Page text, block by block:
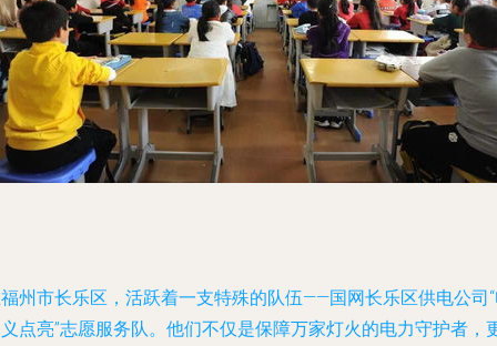
州市长乐区，活跃着一支特殊的队伍——国网长乐区供电公司
点亮”志愿服务队。他们不仅是保障万家灯火的电力守护者，